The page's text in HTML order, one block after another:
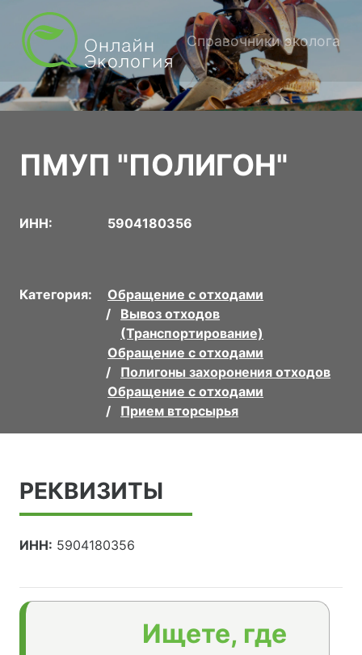
Справочники эколога
ПМУП "ПОЛИГОН"
ИНН: 5904180356
Категория:
Обращение с отходами
Вывоз отходов
(Транспортирование)
Обращение с отходами
Полигоны захоронения отходов
Обращение с отходами
Прием вторсырья
РЕКВИЗИТЫ
ИНН: 5904180356
Ищете, где